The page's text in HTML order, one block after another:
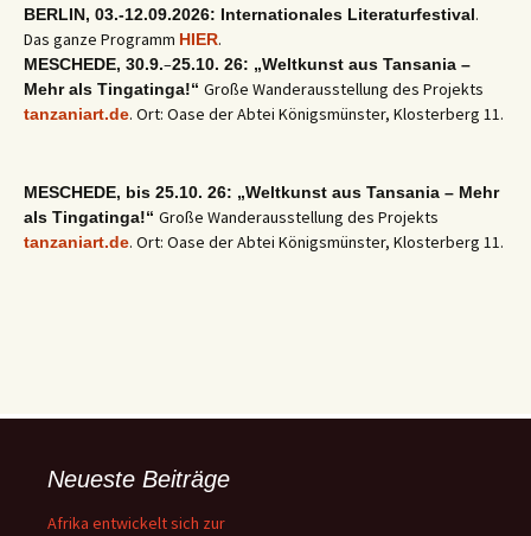
BERLIN, 03.-12.09.2026: Internationales Literaturfestival.
Das ganze Programm HIER.
MESCHEDE, 30.9.–25.10. 26: „Weltkunst aus Tansania –
Mehr als Tingatinga!“ Große Wanderausstellung des Projekts
tanzaniart.de. Ort: Oase der Abtei Königsmünster, Klosterberg 11.
MESCHEDE, bis 25.10. 26: „Weltkunst aus Tansania – Mehr
als Tingatinga!“ Große Wanderausstellung des Projekts
tanzaniart.de. Ort: Oase der Abtei Königsmünster, Klosterberg 11.
Neueste Beiträge
Afrika entwickelt sich zur